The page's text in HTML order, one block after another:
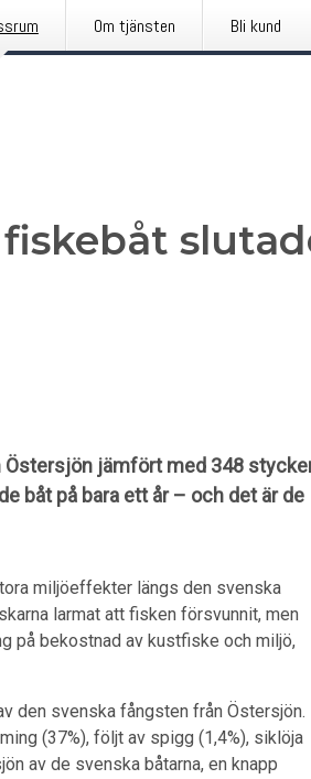
Om tjänsten Bli kund
jämfört med 348
båt på bara ett år – och det är de
miljöeffekter längs den svenska
larmat att fisken försvunnit, men
på bekostnad av kustfiske och miljö,
den svenska fångsten från Östersjön.
(37%), följt av spigg (1,4%), siklöja
av de svenska båtarna, en knapp